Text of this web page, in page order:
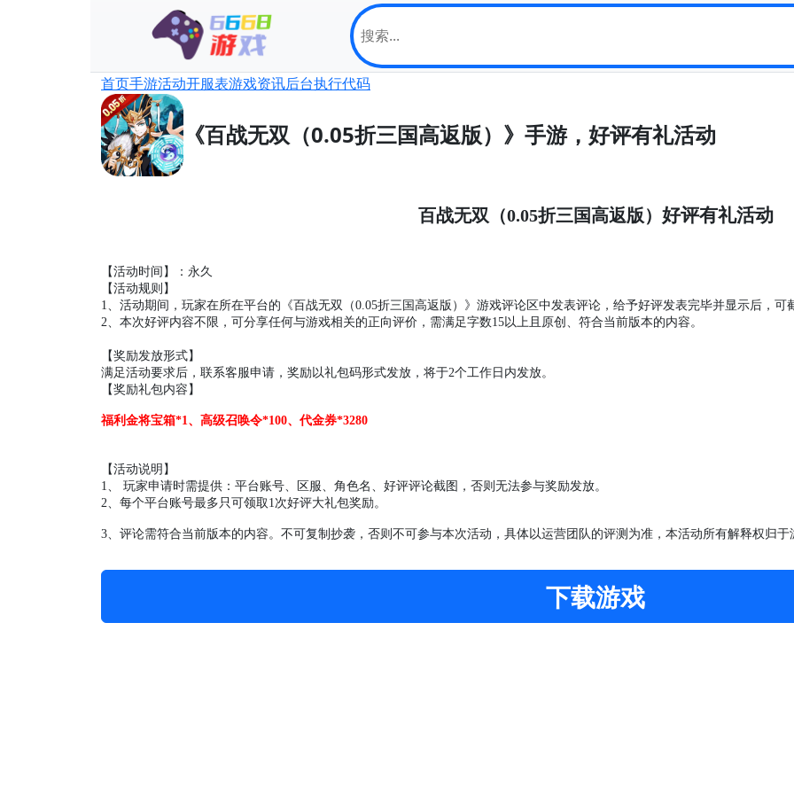
首页手游活动开服表游戏资讯后台执行代码
《百战无双（0.05折三国高返版）》手游，好评有礼活动
百战无双（0.05折三国高返版） 好评有礼活动
【活动时间】：永久
【活动规则】
1、活动期间，玩家在所在平台的《百战无双（0.05折三国高返版） 》游戏评论区中发表评论， 给予好评发表完毕并显示后，可
2、本次好评内容不限，可分享任何与游戏相关的正向评价 ，需满足字数15以上且原创、符合当前版本的内容。
【奖励发放形式】
满足活动要求后，联系客服申请，奖励以礼包码形式发放，将于2个工作日内发放。
【奖励礼包内容】
福利金将宝箱*1、高级召唤令*100、代金券*3280
【活动说明】
1、 玩家申请时需提供：平台账号、区服、角色名、 好评评论截图，否则无法参与奖励发放。
2、每个平台账号最多只可领取1次好评大礼包奖励 。
3、评论需符合当前版本的内容。不可复制抄袭，否则不可参与本次活动，具体以运营团队的评测为准，本活动所有解释权归于
下载游戏